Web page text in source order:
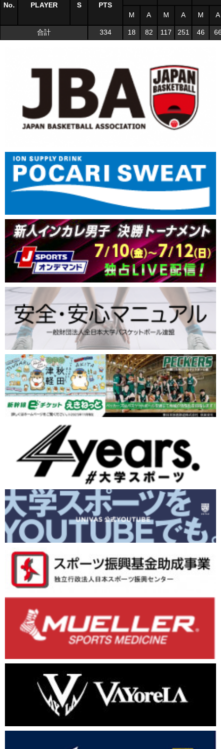
No. PLAYER S
PTS
M
A M A M A
合計 334 18 82 117 251 46